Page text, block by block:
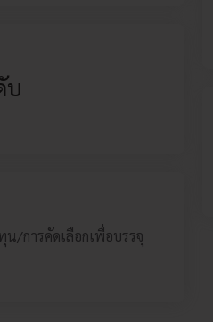
บ
/วิชาการ/อำนวยการ
/การคัดเลือกเพื่อบรรจุ
น/การคัดเลือกเพื่อบรรจุ
ยละเอียด...